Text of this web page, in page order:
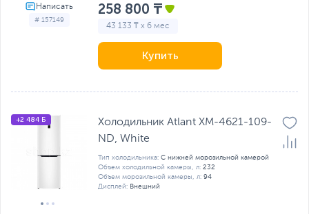
# 157149
258 800 ₸
43 133 ₸ x 6 мес
Купить
+2 484 Б
Холодильник Atlant ХМ-4621-109-
ND, White
Тип холодильника: С нижней морозильной камерой
Объем холодильной камеры, л: 232
Объем морозильной камеры, л: 94
Дисплей: Внешний